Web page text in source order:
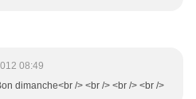
08:49
dimanche<br /> <br /> <br /> <br />